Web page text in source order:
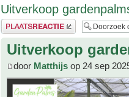
Uitverkoop
Plaats een reactie
Uitverkoop
door Matthijs op 24 sep